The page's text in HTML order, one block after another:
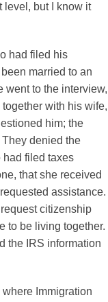
level, but I know it
had filed his
married to an
went to the interview,
with his wife,
him; the
denied the
had filed taxes
that she received
assistance.
citizenship
to be living together.
the IRS information
Immigration